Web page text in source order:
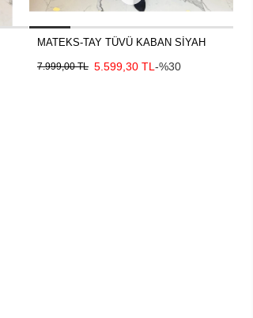
MATEKS-TAY TÜVÜ KABAN SİYAH
7.999,00 TL 5.599,30 TL -%30